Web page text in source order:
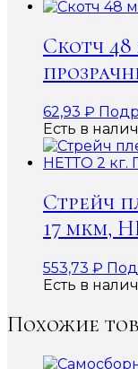
Скотч
62,93 ₽
Есть в
Стрейч
17 мкм,
553,73 ₽
Есть в
Похожие